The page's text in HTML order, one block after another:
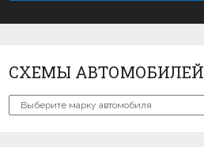
СХЕМЫ АВТОМОБИЛЕЙ
Схемы